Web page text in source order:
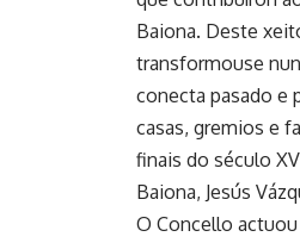
Baiona. Deste
transformouse
conecta pasado e
casas, gremios e
finais do século
Baiona, Jesús
O Concello